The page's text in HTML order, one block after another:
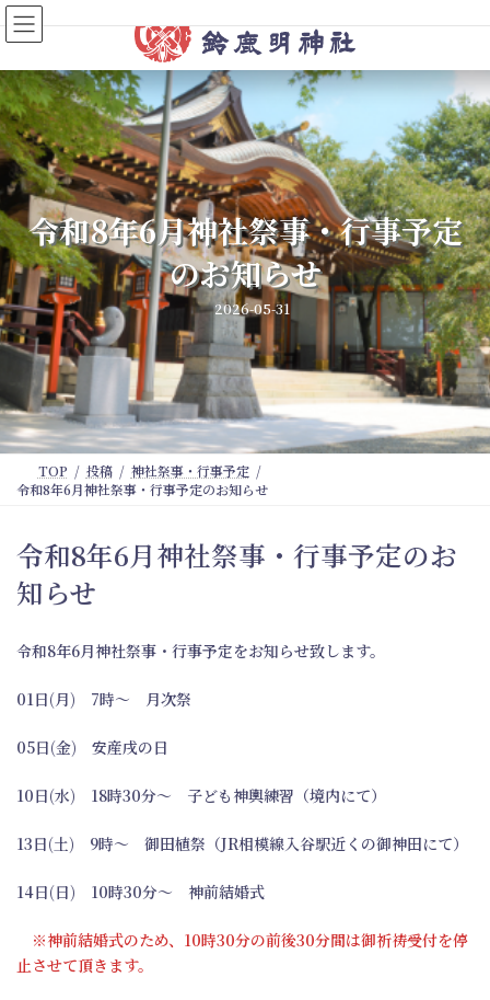
コ
ン
ン
ツ
へ
ス
キ
ッ
プ
ナ
ビ
ー
シ
ョ
ン
に
移
動
令和8年6月神社祭事・行事予定
のお知らせ
2026-05-31
TOP 投稿
神社祭事・行事予定
令和8年6月神社祭事・行事予定のお知らせ
令和8年6月神社祭事・行事予定のお
知らせ
令和8年6月神社祭事・行事予定をお知らせ致します。
01日(月) 7時～ 月次祭
05日(金) 安産戌の日
10日(水) 18時30分～ 子ども神輿練習（境内にて）
13日(土) 9時～ 御田植祭（JR相模線入谷駅近くの御神田にて）
14日(日) 10時30分～ 神前結婚式
※神前結婚式のため、10時30分の前後30分間は御祈祷受付を停
止させて頂きます。